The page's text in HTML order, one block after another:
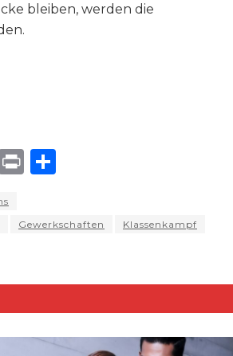
bleiben, werden die
P
t
e
Gewerkschaften
Klassenkampf